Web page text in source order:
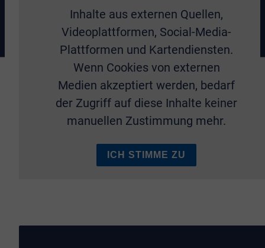
Inhalte aus externen Quellen,
Videoplattformen, Social-Media-
Plattformen und Kartendiensten.
Wenn Cookies von externen
Medien akzeptiert werden, bedarf
der Zugriff auf diese Inhalte keiner
manuellen Zustimmung mehr.
ICH STIMME ZU